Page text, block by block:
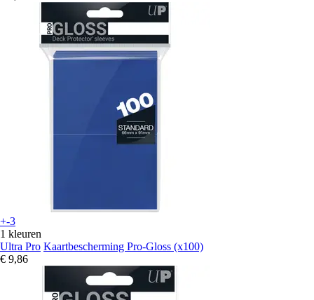
+-3
1 kleuren
Ultra Pro Kaartbescherming Pro-Gloss (x100)
€ 9,86